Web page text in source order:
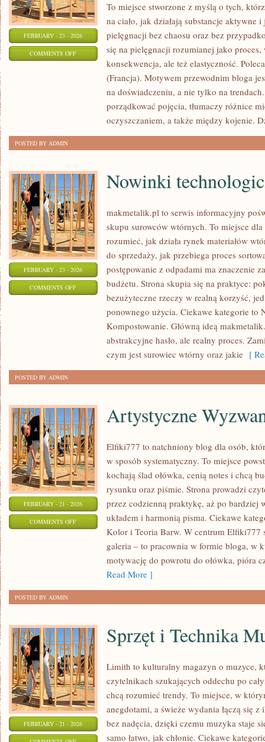
FEBRUARY - 23 - 2026
COMMENTS OFFON
To miejsce stworzone z myślą o tych,
na ciało, jak działają substancje aktywne
pielęgnacji bez chaosu oraz bez
się na pielęgnacji rozumianej jako
konsekwencja, ale też elastyczność.
(Francja). Motywem przewodnim bloga
na doświadczeniu, a nie tylko na
porządkować pojęcia, tłumaczy różnice
oczyszczaniem, a także między kojenie.
POSTED BY ADMIN
FEBRUARY - 23 - 2026
COMMENTS OFFON
TECHNOLOGICZNE
Nowinki
makmetalik.pl to serwis informacyjny
skupu surowców wtórnych. To miejsce
rozumieć, jak działa rynek materiałów
do sprzedaży, jak przebiega proces
postępowanie z odpadami ma znaczenie
budżetu. Strona skupia się na praktyce:
bezużyteczne rzeczy w realną korzyść,
ponownego użycia. Ciekawe kategorie to
Kompostowanie. Główną ideą
abstrakcyjne hasło, ale realny proces.
czym jest surowiec wtórny oraz jakie [
POSTED BY ADMIN
FEBRUARY - 21 - 2026
COMMENTS OFFON
ARTYSTYCZNE
WYZWANIA
Artystyczne
Elfiki777 to natchniony blog dla osób,
w sposób systematyczny. To miejsce
kochają ślad ołówka, cenią notes i chcą
rysunku oraz piśmie. Strona prowadzi
przez codzienną praktykę, aż po bardziej
układem i harmonią pisma. Ciekawe
Kolor i Teoria Barw. W centrum Elfiki777
galeria – to pracownia w formie bloga, w
motywację do powrotu do ołówka, pióra
Read More ]
POSTED BY ADMIN
FEBRUARY - 21 - 2026
Sprzęt i Technika
Limith to kulturalny magazyn o muzyce,
czytelnikach szukających oddechu po
chcą rozumieć trendy. To miejsce, w
anegdotami, a świeże wydania łączą się z
bez nadęcia, dzięki czemu muzyka staje
samo łatwo, jak chłonie. Ciekawe